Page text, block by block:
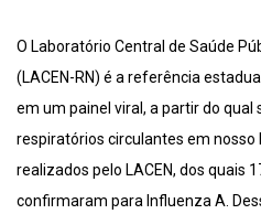
O Laboratório Central de Saúde
(LACEN-RN) é a referência
em um painel viral, a partir do qual
respiratórios circulantes em nosso
realizados pelo LACEN, dos quais
confirmaram para Influenza A.